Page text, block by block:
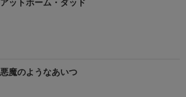
アットホーム・ダッド
悪魔のようなあいつ